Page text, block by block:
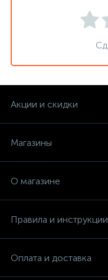
Акции и скидки
Магазины
О магазине
Правила и инструкции
Оплата и доставка